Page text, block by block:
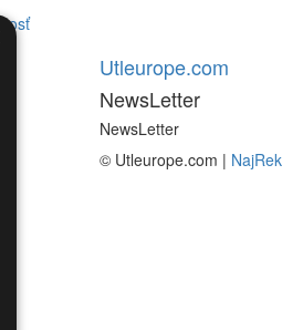
Utleurope.com
NewsLetter
NewsLetter
© Utleurope.com |